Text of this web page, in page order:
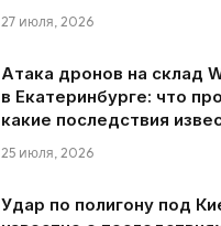
27 июля, 2026
Атака дронов на склад
в Екатеринбурге: что
какие последствия
25 июля, 2026
Удар по полигону под